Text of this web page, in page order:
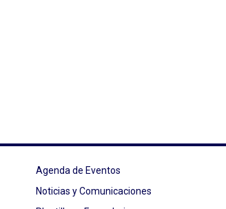
Agenda de Eventos
Noticias y Comunicaciones